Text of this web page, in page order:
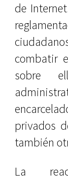
de
combatir
sobre
privados
también
La